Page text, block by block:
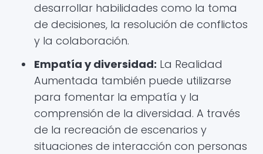
desarrollar habilidades como la toma
de decisiones, la resolución de conflictos
y la colaboración.
Empatía y diversidad: La Realidad
Aumentada también puede utilizarse
para fomentar la empatía y la
comprensión de la diversidad. A través
de la recreación de escenarios y
situaciones de interacción con personas